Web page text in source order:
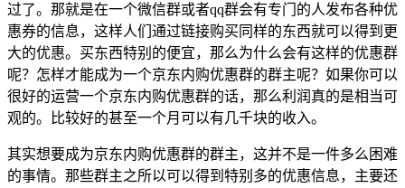
过了。那就是在一个微信群或者qq群会有专门的人发布各种优
惠券的信息，这样人们通过链接购买同样的东西就可以得到更
大的优惠。买东西特别的便宜，那么为什么会有这样的优惠群
呢？怎样才能成为一个京东内购优惠群的群主呢？如果你可以
很好的运营一个京东内购优惠群的话，那么利润真的是相当可
观的。比较好的甚至一个月可以有几千块的收入。
其实想要成为京东内购优惠群的群主，这并不是一件多么困难
的事情。那些群主之所以可以得到特别多的优惠信息，主要还